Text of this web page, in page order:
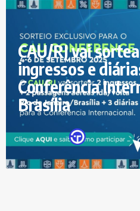
CAU/RJ vai
ingressos e
Conferência
Brasília